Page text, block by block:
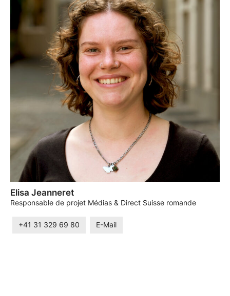
Elisa Jeanneret
Responsable de projet Médias & Direct Suisse romande
+41 31 329 69 80 E-Mail